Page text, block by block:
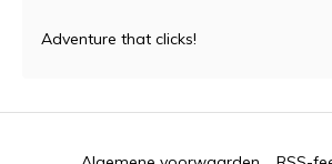
Adventure that clicks!